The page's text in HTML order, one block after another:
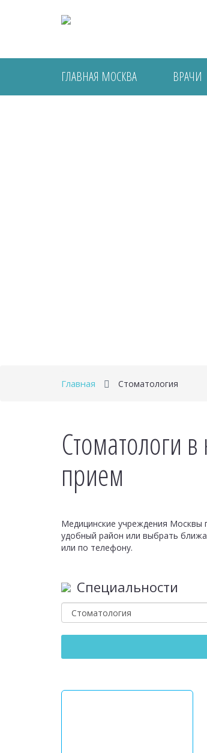
ГЛАВНАЯ МОСКВА ВРАЧИ
Главная Стоматология
Стоматологи
прием
Медицинские учреждения Москвы
удобный район или выбрать
или по телефону.
Специальности